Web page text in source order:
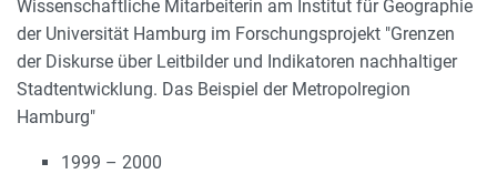
Wissenschaftliche Mitarbeiterin am Institut für Geographie
der Universität Hamburg im Forschungsprojekt "Grenzen
der Diskurse über Leitbilder und Indikatoren nachhaltiger
Stadtentwicklung. Das Beispiel der Metropolregion
Hamburg"
1999 – 2000